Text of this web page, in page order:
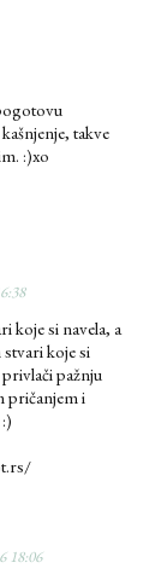
takve
:)xo
koje si navela, a
koje si
pažnju
pričanjem i
18:06